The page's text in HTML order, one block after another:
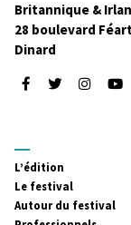
Britannique &
28 boulevard
Dinard
FacebookTwitterInstagram
MENU
PRINCIPAL
L’édition
Le festival
Autour du festival